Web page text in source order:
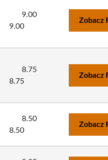
9.00
9.00
Zobacz
8.75
8.75
Zobacz
8.50
8.50
Zobacz